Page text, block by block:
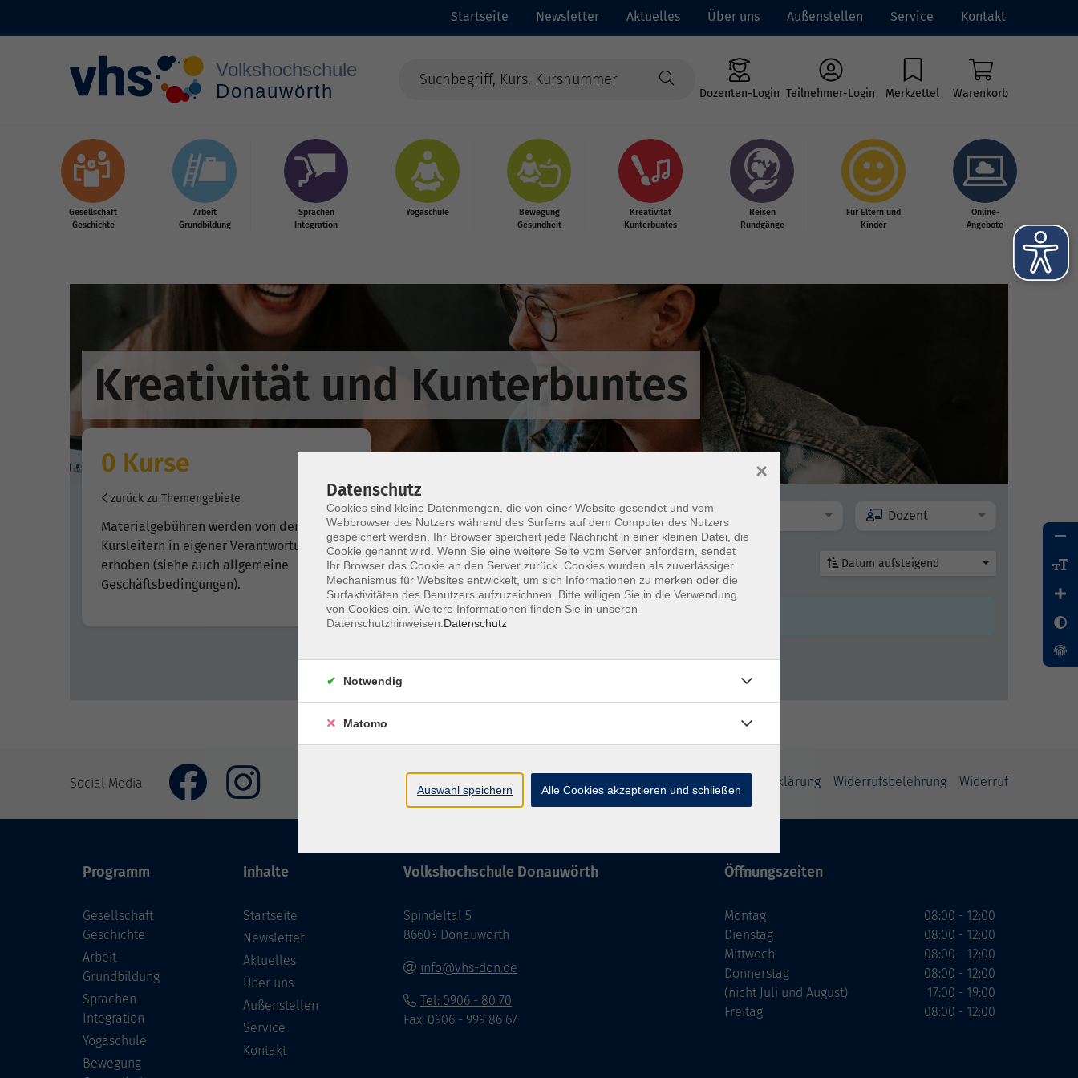
Startseite Newsletter Aktuelles Über uns Außenstellen Service Kontakt
Dozenten-Login Teilnehmer-Login Merkzettel Warenkorb
Gesellschaft
Geschichte
Arbeit
Grundbildung
Sprachen
Integration
Yogaschule
Bewegung
Gesundheit
Kreativität
Kunterbuntes
Reisen
Rundgänge
Für Eltern und
Kinder
Online-
Angebote
Kreativität und Kunterbuntes
0 Kurse
zurück zu Themengebiete
Materialgebühren werden von den VHS-
Kursleitern in eigener Verantwortung
erhoben (siehe auch allgemeine
Geschäftsbedingungen).
Wochentage Tageszeit Dozent
nur buchbare nur beginnende Datum aufsteigend
Keine passenden Kurse gefunden.
Social Media Datenschutzerklärung Widerrufsbelehrung Widerruf
Programm
Gesellschaft
Geschichte
Arbeit
Grundbildung
Sprachen
Integration
Yogaschule
Bewegung
Inhalte
Startseite
Newsletter
Aktuelles
Über uns
Außenstellen
Service
Kontakt
Volkshochschule Donauwörth
Spindeltal 5
86609 Donauwörth
info@vhs-don.de
Tel: 0906 - 80 70
Fax: 0906 - 999 86 67
Öffnungszeiten
Montag
Dienstag
Mittwoch
Donnerstag
(nicht Juli und August)
Freitag
08:00 - 12:00
08:00 - 12:00
08:00 - 12:00
08:00 - 12:00
17:00 - 19:00
08:00 - 12:00
Datenschutz
Cookies sind kleine Datenmengen, die von einer Website gesendet und vom
Webbrowser des Nutzers während des Surfens auf dem Computer des Nutzers
gespeichert werden. Ihr Browser speichert jede Nachricht in einer kleinen Datei, die
Cookie genannt wird. Wenn Sie eine weitere Seite vom Server anfordern, sendet
Ihr Browser das Cookie an den Server zurück. Cookies wurden als zuverlässiger
Mechanismus für Websites entwickelt, um sich Informationen zu merken oder die
Surfaktivitäten des Benutzers aufzuzeichnen. Bitte willigen Sie in die Verwendung
von Cookies ein. Weitere Informationen finden Sie in unseren
Datenschutzhinweisen. Datenschutz
×
Notwendig
Matomo
Auswahl speichern Alle Cookies akzeptieren und schließen